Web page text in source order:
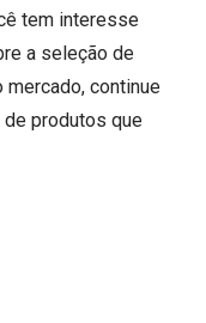
tem interesse
a seleção de
continue
produtos que